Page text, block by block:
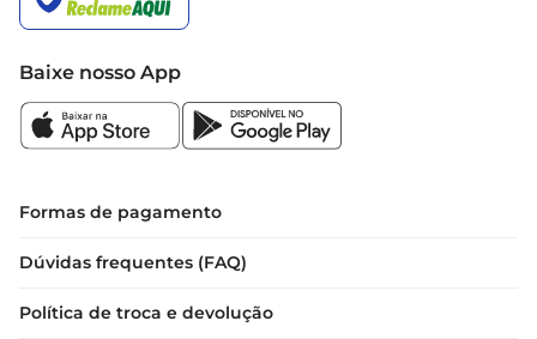
Baixe nosso App
Formas de pagamento
Dúvidas frequentes (FAQ)
Política de troca e devolução